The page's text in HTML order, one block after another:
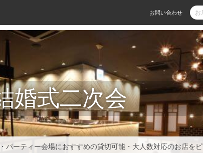
お問い合わせ
婚式二次会
パーティー会場におすすめの貸切可能・大人数対応のお店をピ